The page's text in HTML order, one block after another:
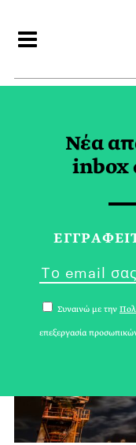
ΑΠΕΡΓΙΑ
Νέα
inbox
Συναινώ με την
επεξεργασία